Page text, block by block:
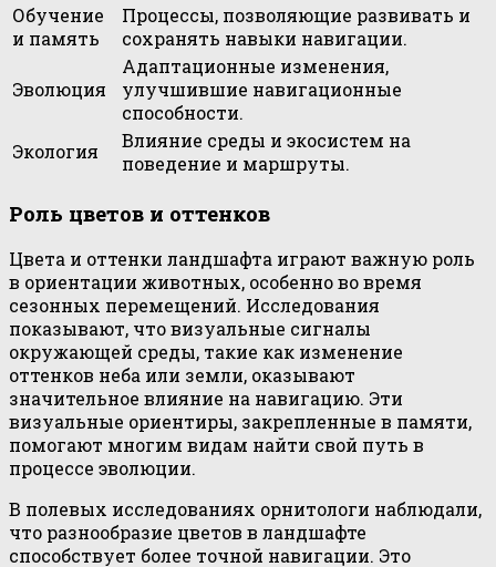
Обучение
и память
Процессы, позволяющие развивать и
сохранять навыки навигации.
Эволюция
Адаптационные изменения,
улучшившие навигационные
способности.
Экология
Влияние среды и экосистем на
поведение и маршруты.
Роль цветов и оттенков
Цвета и оттенки ландшафта играют важную роль
в ориентации животных, особенно во время
сезонных перемещений. Исследования
показывают, что визуальные сигналы
окружающей среды, такие как изменение
оттенков неба или земли, оказывают
значительное влияние на навигацию. Эти
визуальные ориентиры, закрепленные в памяти,
помогают многим видам найти свой путь в
процессе эволюции.
В полевых исследованиях орнитологи наблюдали,
что разнообразие цветов в ландшафте
способствует более точной навигации. Это